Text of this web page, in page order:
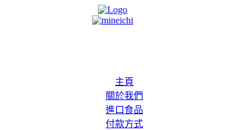
主頁
關於我們
進口食品
付款方式